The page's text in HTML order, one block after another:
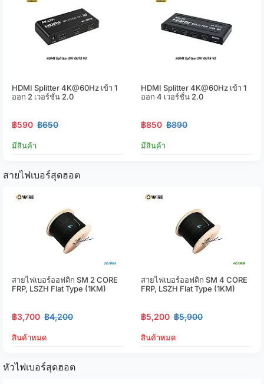
HDMI Splitter 4K@60Hz เข้า 1
ออก 2 เวอร์ชั่น 2.0
฿590 ฿650
มีสินค้า
HDMI Splitter 4K@60Hz เข้า 1
ออก 4 เวอร์ชั่น 2.0
฿850 ฿890
มีสินค้า
สายไฟเบอร์สุดฮอต
สายไฟเบอร์ออฟติก SM 2 CORE
FRP, LSZH Flat Type (1KM)
฿3,700 ฿4,200
สินค้าหมด
สายไฟเบอร์ออฟติก SM 4 CORE
FRP, LSZH Flat Type (1KM)
฿5,200 ฿5,900
สินค้าหมด
หัวไฟเบอร์สุดฮอต